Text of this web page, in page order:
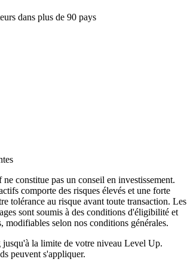
dans plus de 90 pays
constitue pas un conseil en investissement.
comporte des risques élevés et une forte
tolérance au risque avant toute transaction. Les
sont soumis à des conditions d'éligibilité et
modifiables selon nos conditions générales.
la limite de votre niveau Level Up.
peuvent s'appliquer.